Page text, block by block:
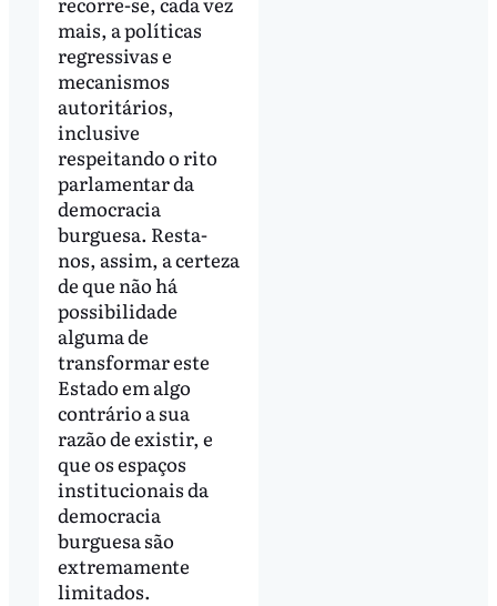
mais, a políticas
regressivas e
mecanismos
autoritários,
inclusive
respeitando o rito
parlamentar da
democracia
burguesa. Resta-
nos, assim, a certeza
de que não há
possibilidade
alguma de
transformar este
Estado em algo
contrário a sua
razão de existir, e
que os espaços
institucionais da
democracia
burguesa são
extremamente
limitados.